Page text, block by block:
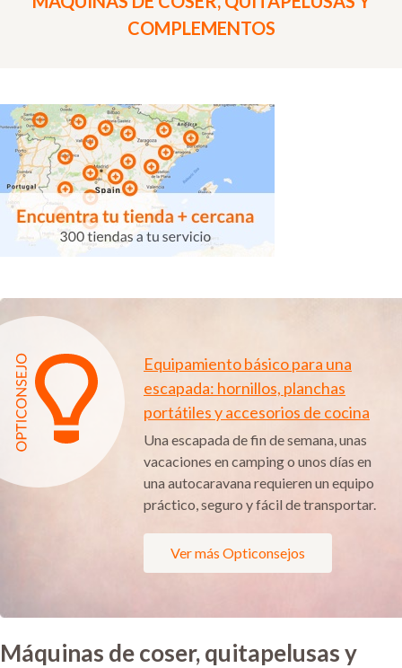
COMPLEMENTOS
Equipamiento básico para una
escapada: hornillos, planchas
portátiles y accesorios de cocina
Una escapada de fin de semana, unas
vacaciones en camping o unos días en
una autocaravana requieren un equipo
práctico, seguro y fácil de transportar.
Ver más Opticonsejos
Máquinas de coser, quitapelusas y